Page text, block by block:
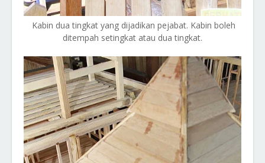
Kabin dua tingkat yang dijadikan pejabat. Kabin boleh
ditempah setingkat atau dua tingkat.